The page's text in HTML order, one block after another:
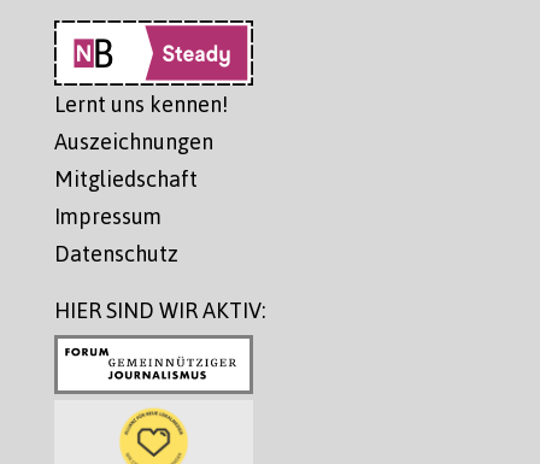
Lernt uns kennen!
Auszeichnungen
Mitgliedschaft
Impressum
Datenschutz
HIER SIND WIR AKTIV: